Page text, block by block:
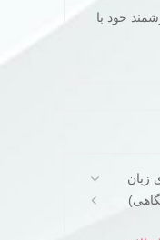
خود با
زبان